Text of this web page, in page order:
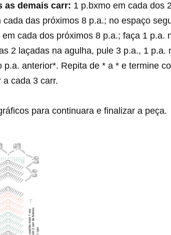
as demais carr: 1 p.bxmo em cada dos
das próximos 8 p.a.; no espaço
cada dos próximos 8 p.a.; faça 1 p.a.
2 laçadas na agulha, pule 3 p.a., 1 p.a.
p.a. anterior*. Repita de * a * e termine
a cada 3 carr.
para continuara e finalizar a peça.